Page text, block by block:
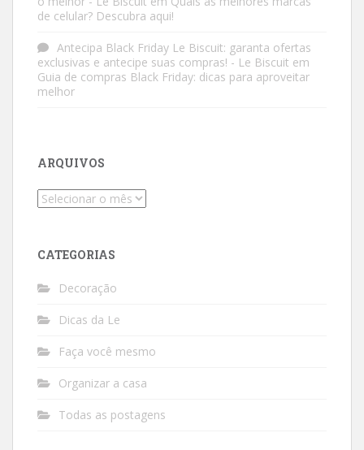
de celular? Descubra aqui!
Antecipa Black Friday Le Biscuit: garanta ofertas
exclusivas e antecipe suas compras! - Le Biscuit em
Guia de compras Black Friday: dicas para aproveitar
melhor
ARQUIVOS
Arquivos
CATEGORIAS
Decoração
Dicas da Le
Faça você mesmo
Organizar a casa
Todas as postagens